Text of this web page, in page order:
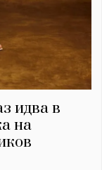
идва в
на